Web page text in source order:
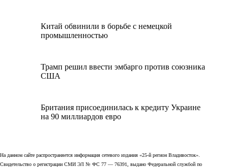
Китай обвинили в борьбе с немецкой
промышленностью
Трамп решил ввести эмбарго против союзника
США
Британия присоединилась к кредиту Украине
на 90 миллиардов евро
На данном сайте распространяется информация сетевого издания «25-й регион Владивосток».
Свидетельство о регистрации СМИ ЭЛ № ФС 77 — 76391, выдано Федеральной службой по